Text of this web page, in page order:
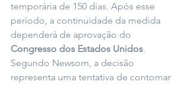
temporária de 150 dias. Após esse
período, a continuidade da medida
dependerá de aprovação do
Congresso dos Estados Unidos.
Segundo Newsom, a decisão
representa uma tentativa de contornar